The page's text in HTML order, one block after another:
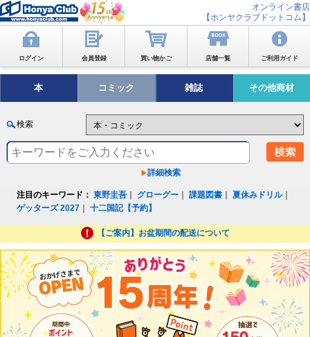
オンライン書店
【ホンヤクラブドットコム】
ログイン 会員登録 買い物かご 店舗一覧 ご利用ガイド
本 コミック 雑誌 その他商材
検索
詳細検索
注目のキーワード： 東野圭吾 グローグー ｜課題図書 ｜夏休みドリル｜
ゲッターズ 2027 ｜十二国記【予約】
【ご案内】お盆期間の配送について